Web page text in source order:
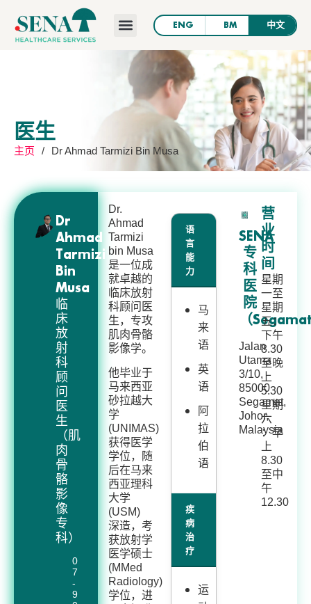
医生
主页 / Dr Ahmad Tarmizi Bin Musa
Dr
Ahmad
Tarmizi
Bin
Musa
临
床
放
射
科
顾
问
医
生
（肌
肉
骨
骼
影
像
专
科）
0
7
-
9
Dr.
Ahmad
Tarmizi
bin Musa
是一位成
就卓越的
临床放射
科顾问医
生，专攻
肌肉骨骼
影像学。
他毕业于
马来西亚
砂拉越大
学
(UNIMAS)
获得医学
学位，随
后在马来
西亚理科
大学
(USM)
深造，考
获放射学
医学硕士
(MMed
Radiology)
学位，进
语
言
能
力
马
来
语
英
语
阿
拉
伯
语
疾
病
治
疗
运
SENA
专
科
医
院
（
Jalan
Utama
3/10,
85000
Segamat,
Johor,
Malaysia
营
业
时
间
星期
一至
星期
五：
下午
8.30
至晚
上
5.30
星期
六
：早
上
8.30
至中
午
12.30